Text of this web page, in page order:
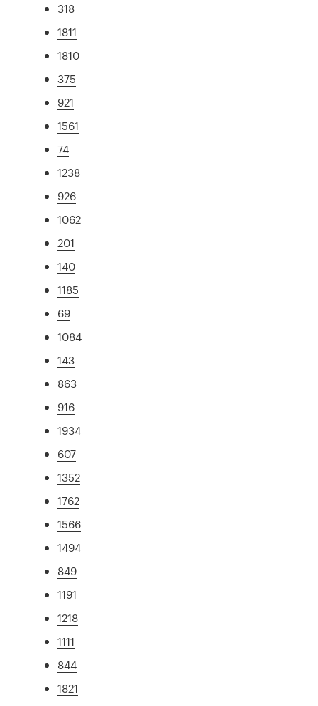
318
1811
1810
375
921
1561
74
1238
926
1062
201
140
1185
69
1084
143
863
916
1934
607
1352
1762
1566
1494
849
1191
1218
1111
844
1821